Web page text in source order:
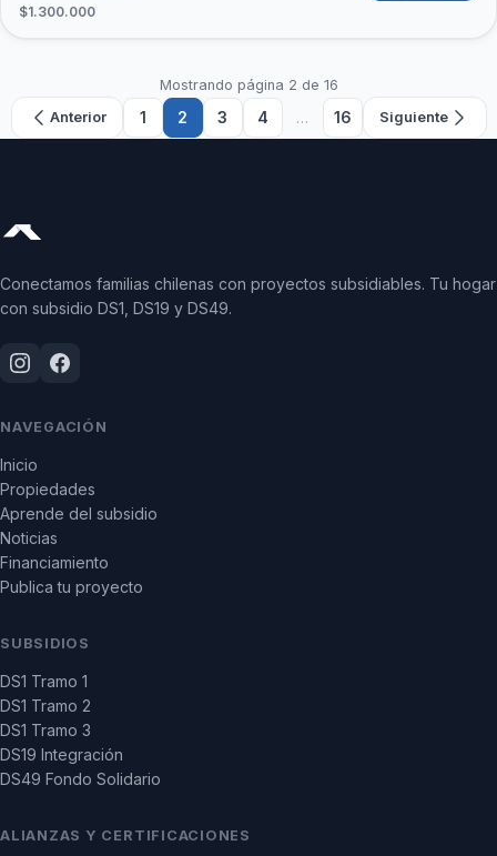
$1.300.000
Mostrando página 2 de 16
Anterior
1 2 3 4 … 16 Siguiente
Conectamos familias chilenas con proyectos subsidiables. Tu hogar
con subsidio DS1, DS19 y DS49.
NAVEGACIÓN
Inicio
Propiedades
Aprende del subsidio
Noticias
Financiamiento
Publica tu proyecto
SUBSIDIOS
DS1 Tramo 1
DS1 Tramo 2
DS1 Tramo 3
DS19 Integración
DS49 Fondo Solidario
ALIANZAS Y CERTIFICACIONES